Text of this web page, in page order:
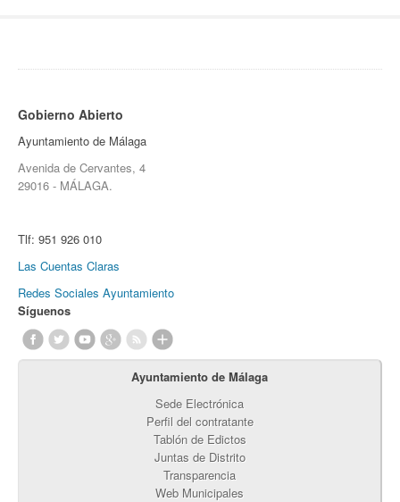
Gobierno Abierto
Ayuntamiento de Málaga
Avenida de Cervantes, 4
29016 - MÁLAGA.
Tlf: 951 926 010
Las Cuentas Claras
Redes Sociales Ayuntamiento
Síguenos
Ayuntamiento de Málaga
Sede Electrónica
Perfil del contratante
Tablón de Edictos
Juntas de Distrito
Transparencia
Web Municipales